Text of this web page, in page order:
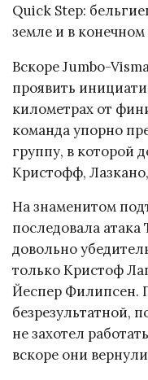
Quick Step:
земле и в
Вскоре Jumbo-
проявить
километрах от
команда упорно
группу, в которой
Кристофф,
На знаменитом
последовала
довольно
только Кристоф
Йеспер Филипсен.
безрезультатной,
не захотел
вскоре они